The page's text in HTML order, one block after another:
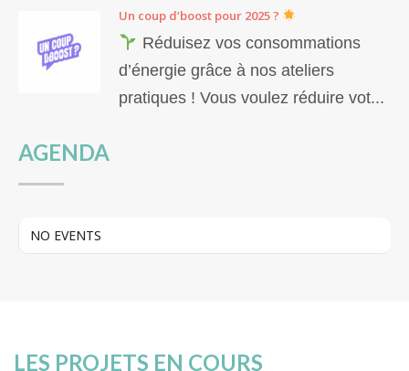
Un coup d’boost pour 2025 ?
Réduisez vos consommations
d’énergie grâce à nos ateliers
pratiques ! Vous voulez réduire vot...
AGENDA
NO EVENTS
LES PROJETS EN COURS